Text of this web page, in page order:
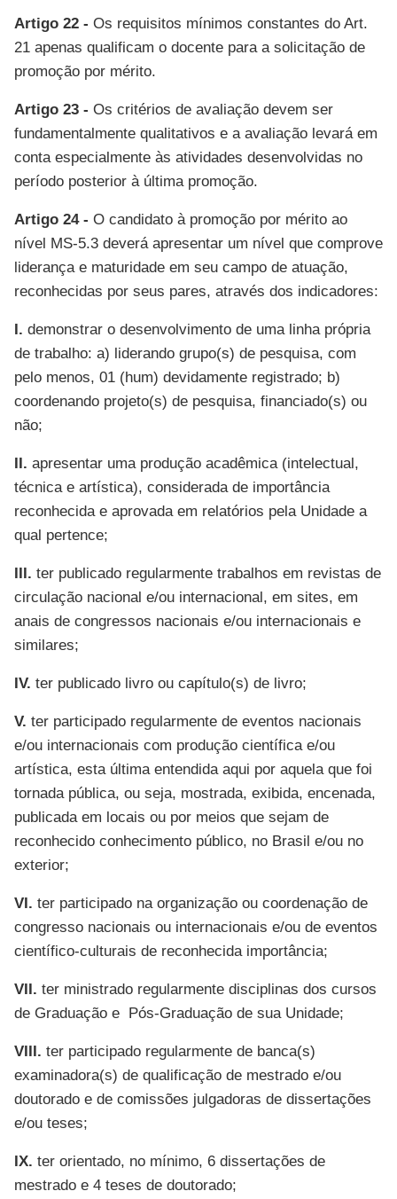
Artigo 22 - Os requisitos mínimos constantes do Art.
21 apenas qualificam o docente para a solicitação de
promoção por mérito.
Artigo 23 - Os critérios de avaliação devem ser
fundamentalmente qualitativos e a avaliação levará em
conta especialmente às atividades desenvolvidas no
período posterior à última promoção.
Artigo 24 - O candidato à promoção por mérito ao
nível MS-5.3 deverá apresentar um nível que comprove
liderança e maturidade em seu campo de atuação,
reconhecidas por seus pares, através dos indicadores:
I. demonstrar o desenvolvimento de uma linha própria
de trabalho: a) liderando grupo(s) de pesquisa, com
pelo menos, 01 (hum) devidamente registrado; b)
coordenando projeto(s) de pesquisa, financiado(s) ou
não;
II. apresentar uma produção acadêmica (intelectual,
técnica e artística), considerada de importância
reconhecida e aprovada em relatórios pela Unidade a
qual pertence;
III. ter publicado regularmente trabalhos em revistas de
circulação nacional e/ou internacional, em sites, em
anais de congressos nacionais e/ou internacionais e
similares;
IV. ter publicado livro ou capítulo(s) de livro;
V. ter participado regularmente de eventos nacionais
e/ou internacionais com produção científica e/ou
artística, esta última entendida aqui por aquela que foi
tornada pública, ou seja, mostrada, exibida, encenada,
publicada em locais ou por meios que sejam de
reconhecido conhecimento público, no Brasil e/ou no
exterior;
VI. ter participado na organização ou coordenação de
congresso nacionais ou internacionais e/ou de eventos
científico-culturais de reconhecida importância;
VII. ter ministrado regularmente disciplinas dos cursos
de Graduação e Pós-Graduação de sua Unidade;
VIII. ter participado regularmente de banca(s)
examinadora(s) de qualificação de mestrado e/ou
doutorado e de comissões julgadoras de dissertações
e/ou teses;
IX. ter orientado, no mínimo, 6 dissertações de
mestrado e 4 teses de doutorado;